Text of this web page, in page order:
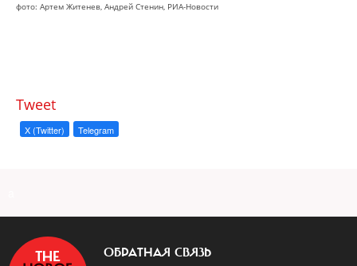
фото: Артем Житенев, Андрей Стенин, РИА-Новости
Tweet
X (Twitter) Telegram
ОБРАТНАЯ СВЯЗЬ